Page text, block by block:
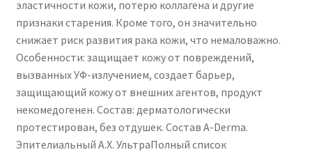
эластичности кожи, потерю коллагена и другие
признаки старения. Кроме того, он значительно
снижает риск развития рака кожи, что немаловажно.
Особенности: защищает кожу от повреждений,
вызванных УФ-излучением, создает барьер,
защищающий кожу от внешних агентов, продукт
некомедогенен. Состав: дерматологически
протестирован, без отдушек. Состав A-Derma.
Эпителиальный А.Х. УльтраПолный список